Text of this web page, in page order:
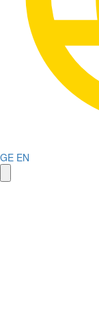
GE EN